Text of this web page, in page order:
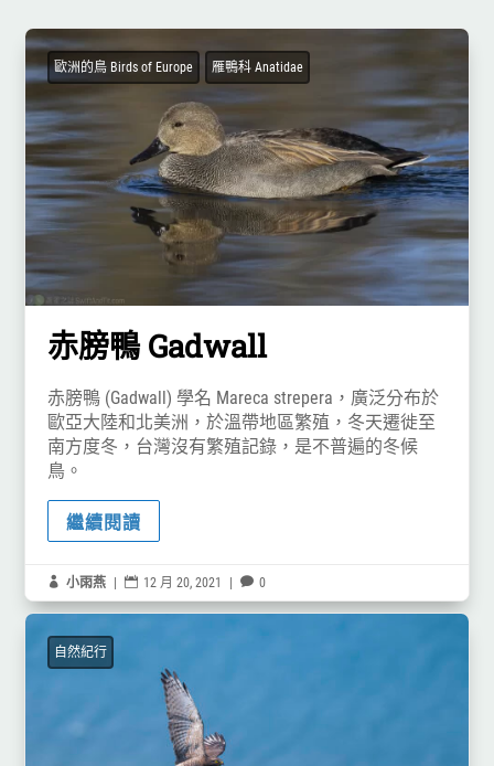
歐洲的鳥 Birds of Europe 雁鴨科 Anatidae
赤膀鴨 Gadwall
赤膀鴨 (Gadwall) 學名 Mareca strepera，廣泛分布於
歐亞大陸和北美洲，於溫帶地區繁殖，冬天遷徙至
南方度冬，台灣沒有繁殖記錄，是不普遍的冬候
鳥。
繼續閱讀
 小雨燕  12 月 20, 2021  0
自然紀行